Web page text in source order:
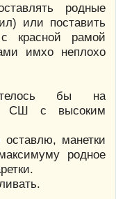
родные
или поставить
красной рамой
имхо неплохо
бы на
СШ с высоким
оставлю, манетки
родное